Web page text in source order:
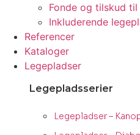
Fonde og tilskud
Inkluderende
Referencer
Kataloger
Legepladser
Legepladsserier
Legepladser –